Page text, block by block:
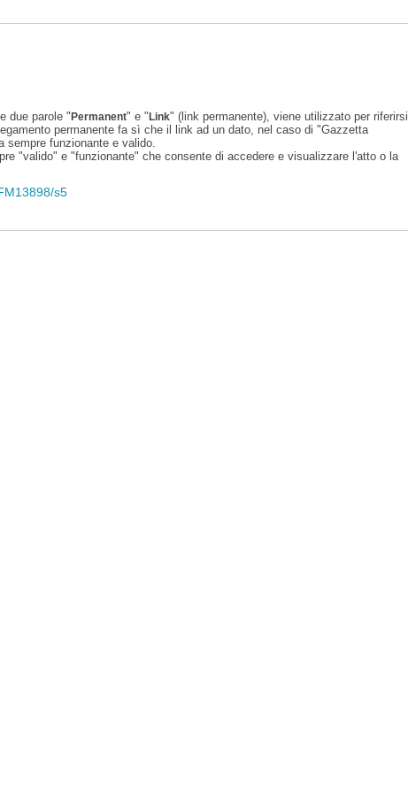
due parole "Permanent" e "Link" (link permanente), viene utilizzato per riferirsi
permanente fa sì che il link ad un dato, nel caso di "Gazzetta
sempre funzionante e valido.
"valido" e "funzionante" che consente di accedere e visualizzare l'atto o la
s5